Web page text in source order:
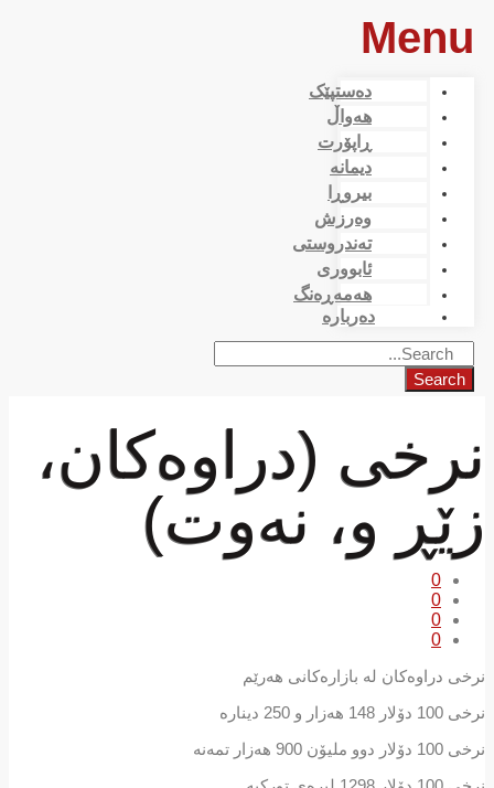
Menu
دەستپێک
هەواڵ
ڕاپۆرت
دیمانە
بیروڕا
وەرزش
تەندروستی
ئابووری
هەمەڕەنگ
دەربارە
Search
نرخی (دراوەكان،
زێڕ و، نەوت)
0
0
0
0
نرخی دراوەكان لە بازارەكانی هەرێم
نرخی 100 دۆلار 148 ھەزار و 250 دینارە
نرخی 100 دۆلار دوو ملیۆن 900 ھەزار تمەنە